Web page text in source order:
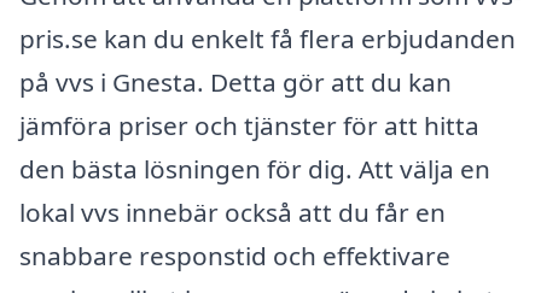
pris.se kan du enkelt få flera erbjudanden
på vvs i Gnesta. Detta gör att du kan
jämföra priser och tjänster för att hitta
den bästa lösningen för dig. Att välja en
lokal vvs innebär också att du får en
snabbare responstid och effektivare